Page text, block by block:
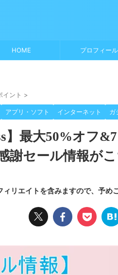
HOME プロフィール
イント >
アプリ・ソフト インターネット ガ
】最大50%オフ
謝セール情報がこ
リエイトを含みますので、予め